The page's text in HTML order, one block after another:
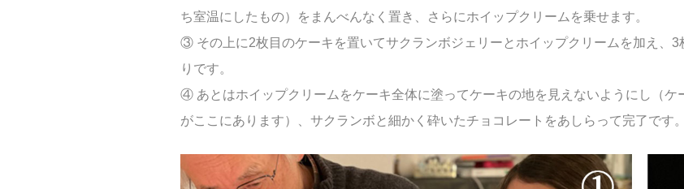
ち室温にしたもの）をまんべんなく置き、さらにホイップクリームを乗せます。
③ その上に2枚目のケーキを置いてサクランボジェリーとホイップクリームを加え、
りです。
④ あとはホイップクリームをケーキ全体に塗ってケーキの地を見えないようにし（ケ
がここにあります）、サクランボと細かく砕いたチョコレートをあしらって完了です。